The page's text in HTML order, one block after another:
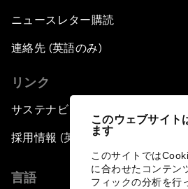
このウェブサイト
ます
このサイトでは
に合わせたコンテン
フィックの分析を行
ニュースレター購読
連絡先 (英語のみ)
リンク
サステナビリティへの取り組み
採用情報 (英語のみ)
言語